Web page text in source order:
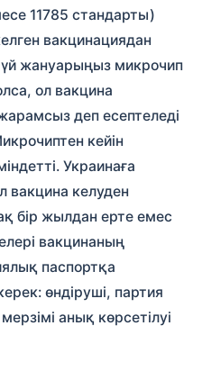
11785 стандарты)
вакцинациядан
жануарыңыз микрочип
ол вакцина
деп есептеледі
кейін
Украинаға
вакцина келуден
бір жылдан ерте емес
вакцинаның
паспортқа
өндіруші, партия
анық көрсетілуі